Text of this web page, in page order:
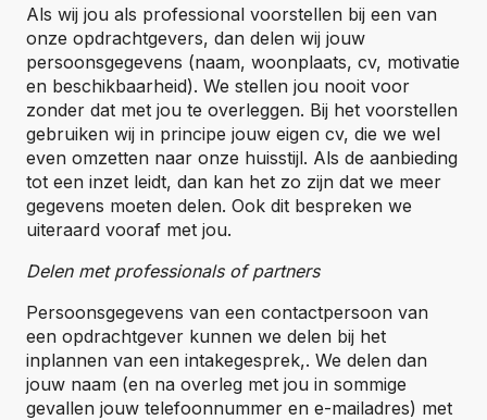
Als wij jou als professional voorstellen bij een van
onze opdrachtgevers, dan delen wij jouw
persoonsgegevens (naam, woonplaats, cv, motivatie
en beschikbaarheid). We stellen jou nooit voor
zonder dat met jou te overleggen. Bij het voorstellen
gebruiken wij in principe jouw eigen cv, die we wel
even omzetten naar onze huisstijl. Als de aanbieding
tot een inzet leidt, dan kan het zo zijn dat we meer
gegevens moeten delen. Ook dit bespreken we
uiteraard vooraf met jou.
Delen met professionals of partners
Persoonsgegevens van een contactpersoon van
een opdrachtgever kunnen we delen bij het
inplannen van een intakegesprek,. We delen dan
jouw naam (en na overleg met jou in sommige
gevallen jouw telefoonnummer en e-mailadres) met